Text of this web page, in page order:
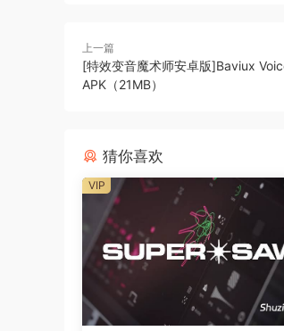
impossible. If you mix while
the doctor. Namely SubBass
(64-bit: VST2, VST3,
(32-bit: VST2, VST3)
https://
Install .exe and then
上一篇
[特效变音魔术师安卓版]Baviux
APK（21MB）
猜你喜欢
VIP